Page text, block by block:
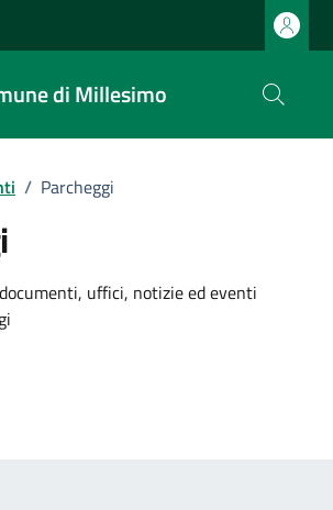
di Millesimo
/ Parcheggi
uffici, notizie ed eventi